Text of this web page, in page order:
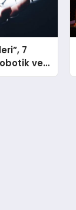
7
ve